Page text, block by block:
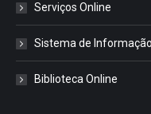
Serviços Online
Sistema de
Biblioteca Online